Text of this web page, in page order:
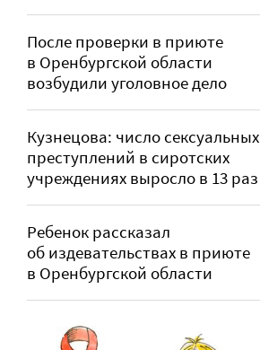
После проверки в приюте
в Оренбургской области
возбудили уголовное дело
Кузнецова: число сексуальных
преступлений в сиротских
учреждениях выросло в 13 раз
Ребенок рассказал
об издевательствах в приюте
в Оренбургской области